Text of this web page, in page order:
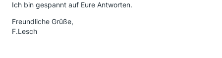
Ich bin gespannt auf Eure Antworten.
Freundliche Grüße,
F.Lesch